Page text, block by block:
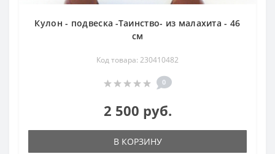
Кулон - подвеска -Таинство- из малахита - 46
см
Код товара: 230410482
0
2 500 руб.
В КОРЗИНУ